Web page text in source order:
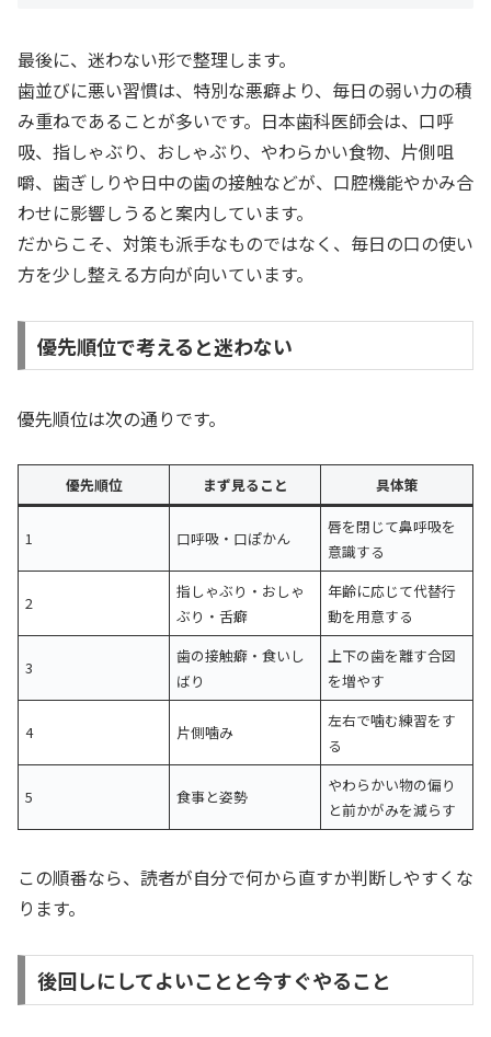
最後に、迷わない形で整理します。
歯並びに悪い習慣は、特別な悪癖より、毎日の弱い力の積
み重ねであることが多いです。日本歯科医師会は、口呼
吸、指しゃぶり、おしゃぶり、やわらかい食物、片側咀
嚼、歯ぎしりや日中の歯の接触などが、口腔機能やかみ合
わせに影響しうると案内しています。
だからこそ、対策も派手なものではなく、毎日の口の使い
方を少し整える方向が向いています。
優先順位で考えると迷わない
優先順位は次の通りです。
優先順位 まず見ること 具体策
1 口呼吸・口ぽかん
唇を閉じて鼻呼吸を
意識する
2
指しゃぶり・おしゃ
ぶり・舌癖
年齢に応じて代替行
動を用意する
3
歯の接触癖・食いし
ばり
上下の歯を離す合図
を増やす
4 片側噛み
左右で噛む練習をす
る
5 食事と姿勢
やわらかい物の偏り
と前かがみを減らす
この順番なら、読者が自分で何から直すか判断しやすくな
ります。
後回しにしてよいことと今すぐやること